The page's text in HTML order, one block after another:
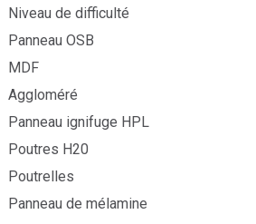
Niveau de difficulté
Panneau OSB
MDF
Aggloméré
Panneau ignifuge HPL
Poutres H20
Poutrelles
Panneau de mélamine